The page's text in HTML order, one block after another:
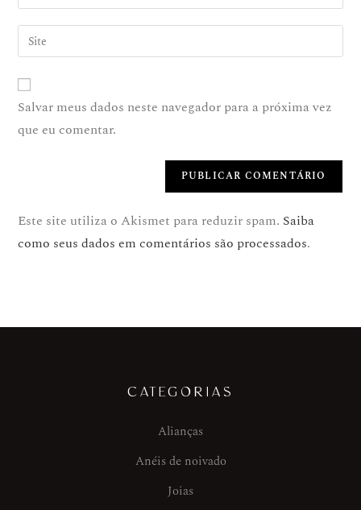
Salvar meus dados neste navegador para a próxima vez
que eu comentar.
Este site utiliza o Akismet para reduzir spam. Saiba
como seus dados em comentários são processados.
CATEGORIAS
Alianças
Anéis de noivado
Joias